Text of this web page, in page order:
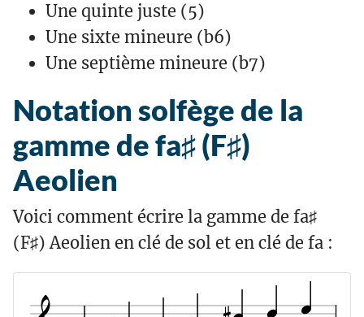
Une quinte juste (5)
Une sixte mineure (b6)
Une septième mineure (b7)
Notation solfège de la
gamme de fa♯ (F♯)
Aeolien
Voici comment écrire la gamme de fa♯
(F♯) Aeolien en clé de sol et en clé de fa :